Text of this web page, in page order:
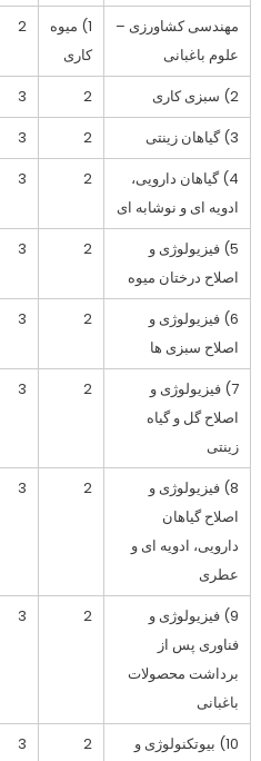
مهندسی کشاورزی –
علوم باغبانی
1) میوه
کاری
2
2) سبزی کاری 2
3
3) گیاهان زینتی
2
3
4) گیاهان دارویی،
ادویه ای و نوشابه ای
2
3
5) فیزیولوژی و
اصلاح درختان میوه
2
3
6) فیزیولوژی و
اصلاح سبزی ها
2
3
7) فیزیولوژی و
اصلاح گل و گیاه
زینتی
2
3
8) فیزیولوژی و
اصلاح گیاهان
دارویی، ادویه ای و
عطری
2
3
9) فیزیولوژی و
فناوری پس از
برداشت محصولات
باغبانی
2
3
10) بیوتکنولوژی و
2
3